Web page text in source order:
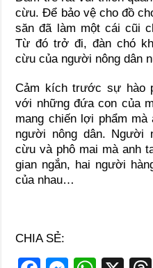
cừu. Để bảo vệ cho đồ
săn đã làm một cái cũi
Từ đó trở đi, đàn chó
cừu của người nông dân
Cảm kích trước sự hào
với những đứa con của
mang chiến lợi phẩm
người nông dân. Người
cừu và phô mai mà anh
gian ngắn, hai người
của nhau…
CHIA SẺ: